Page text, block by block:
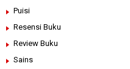
Puisi
Resensi Buku
Review Buku
Sains